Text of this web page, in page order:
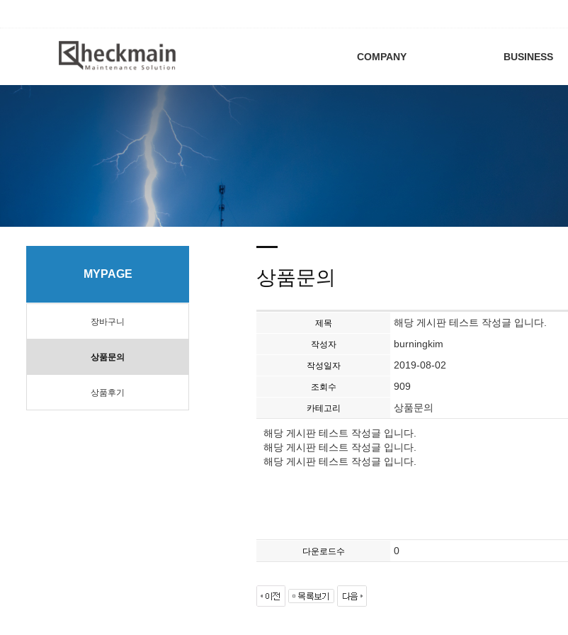
COMPANY BUSINESS
MYPAGE
장바구니
상품문의
상품후기
상품문의
제목 해당 게시판 테스트 작성글 입니다.
작성자 burningkim
작성일자 2019-08-02
조회수 909
카테고리 상품문의
해당 게시판 테스트 작성글 입니다.
해당 게시판 테스트 작성글 입니다.
해당 게시판 테스트 작성글 입니다.
다운로드수 0